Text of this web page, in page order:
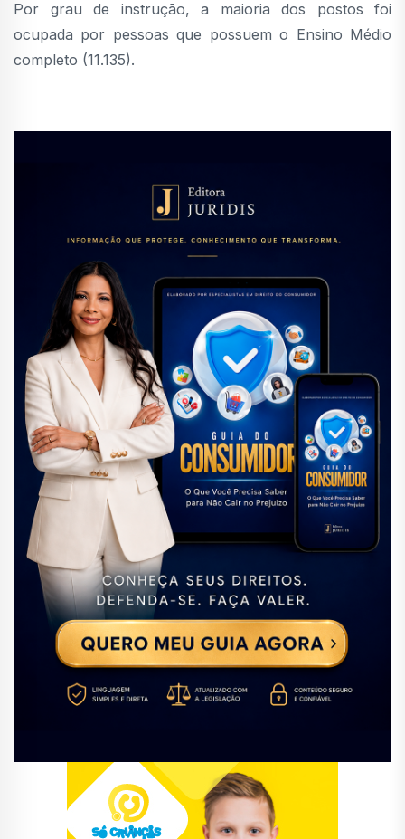
Por grau de instrução, a maioria dos postos foi
ocupada por pessoas que possuem o Ensino Médio
completo (11.135).